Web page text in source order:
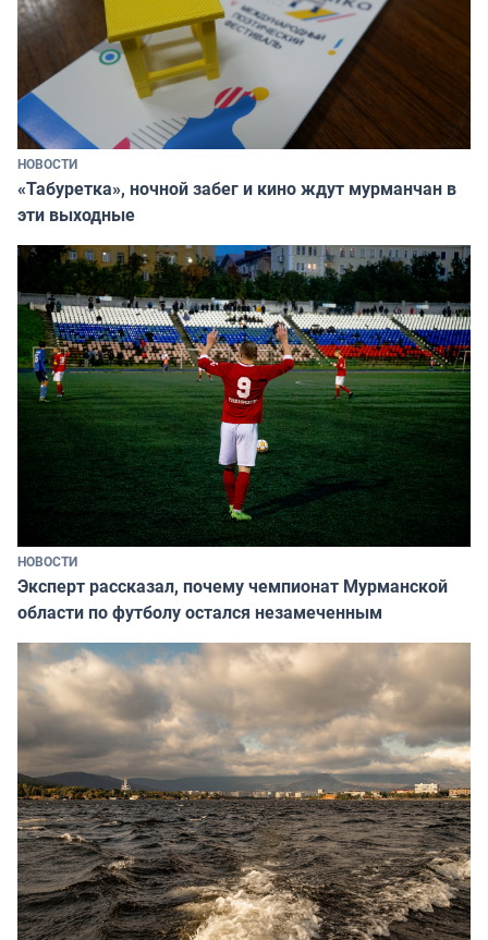
НОВОСТИ
«Табуретка», ночной забег и кино ждут мурманчан в
эти выходные
НОВОСТИ
Эксперт рассказал, почему чемпионат Мурманской
области по футболу остался незамеченным